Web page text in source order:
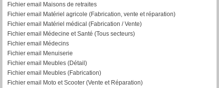
Fichier email Maisons de retraites
Fichier email Matériel agricole (Fabrication, vente et réparation)
Fichier email Matériel médical (Fabrication / Vente)
Fichier email Médecine et Santé (Tous secteurs)
Fichier email Médecins
Fichier email Menuiserie
Fichier email Meubles (Détail)
Fichier email Meubles (Fabrication)
Fichier email Moto et Scooter (Vente et Réparation)